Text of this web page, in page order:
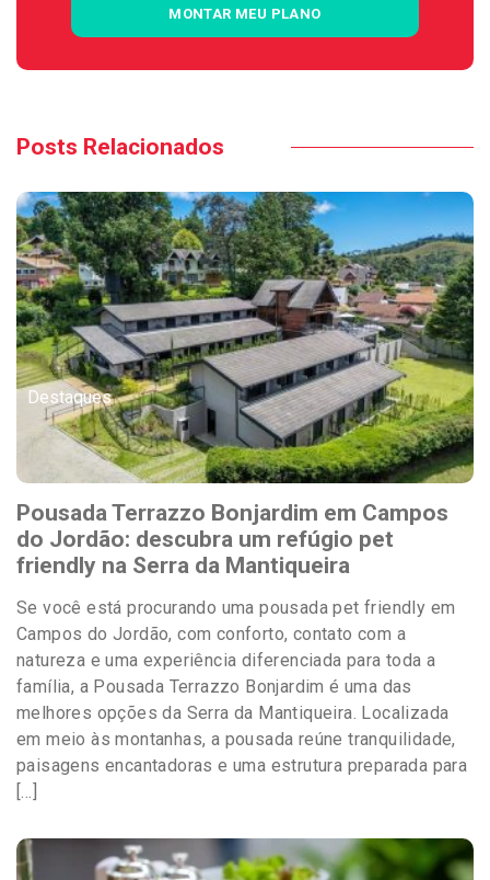
MONTAR MEU PLANO
Posts Relacionados
Destaques
Pousada Terrazzo Bonjardim em Campos
do Jordão: descubra um refúgio pet
friendly na Serra da Mantiqueira
Se você está procurando uma pousada pet friendly em
Campos do Jordão, com conforto, contato com a
natureza e uma experiência diferenciada para toda a
família, a Pousada Terrazzo Bonjardim é uma das
melhores opções da Serra da Mantiqueira. Localizada
em meio às montanhas, a pousada reúne tranquilidade,
paisagens encantadoras e uma estrutura preparada para
[…]